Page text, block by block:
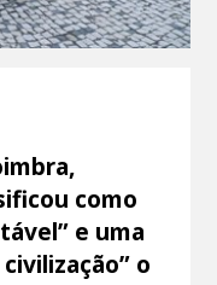
como
e uma
o